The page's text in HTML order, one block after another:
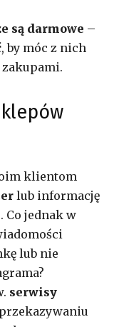
są darmowe –
by móc z nich
klientom
lub informację
. Co jednak w
lub nie
serwisy